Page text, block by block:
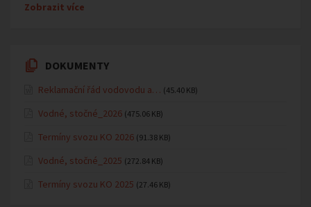
Zobrazit více
DOKUMENTY
Reklamační řád vodovodu a… (45.40 KB)
Vodné, stočné_2026 (475.06 KB)
Termíny svozu KO 2026 (91.38 KB)
Vodné, stočné_2025 (272.84 KB)
Termíny svozu KO 2025 (27.46 KB)